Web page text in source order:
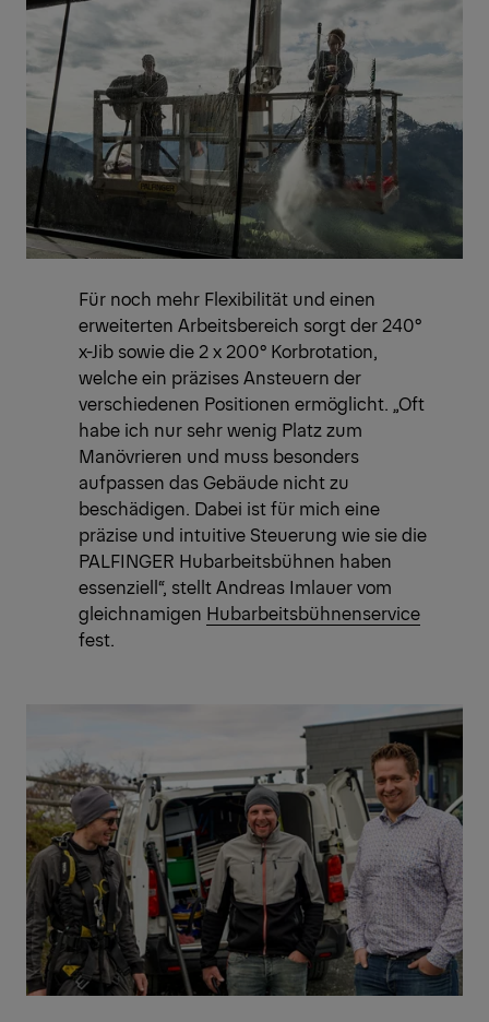
Für noch mehr Flexibilität und einen
erweiterten Arbeitsbereich sorgt der 240°
x-Jib sowie die 2 x 200° Korbrotation,
welche ein präzises Ansteuern der
verschiedenen Positionen ermöglicht. „Oft
habe ich nur sehr wenig Platz zum
Manövrieren und muss besonders
aufpassen das Gebäude nicht zu
beschädigen. Dabei ist für mich eine
präzise und intuitive Steuerung wie sie die
PALFINGER Hubarbeitsbühnen haben
essenziell“, stellt Andreas Imlauer vom
gleichnamigen Hubarbeitsbühnenservice
fest.